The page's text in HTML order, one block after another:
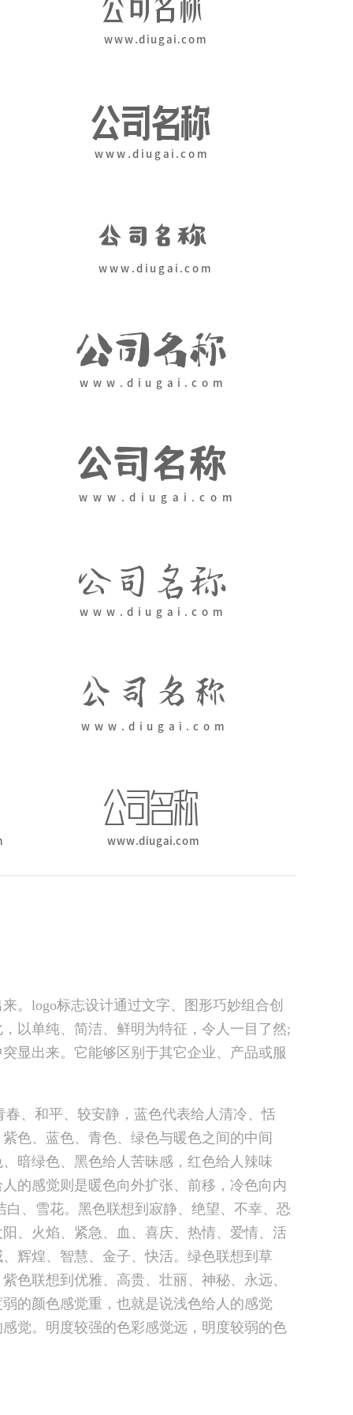
logo标志设计通过文字、图形巧妙组合创
以单纯、简洁、鲜明为特征，令人一目了然;
显出来。它能够区别于其它企业、产品或服
、和平、较安静，蓝色代表给人清冷、恬
色、蓝色、青色、绿色与暖色之间的中间
暗绿色、黑色给人苦昧感，红色给人辣味
的感觉则是暖色向外扩张、前移，冷色向内
、雪花。黑色联想到寂静、绝望、不幸、恐
、火焰、紧急、血、喜庆、热情、爱情、活
辉煌、智慧、金子、快活。绿色联想到草
色联想到优雅、高贵、壮丽、神秘、永远、
的颜色感觉重，也就是说浅色给人的感觉
觉。明度较强的色彩感觉远，明度较弱的色